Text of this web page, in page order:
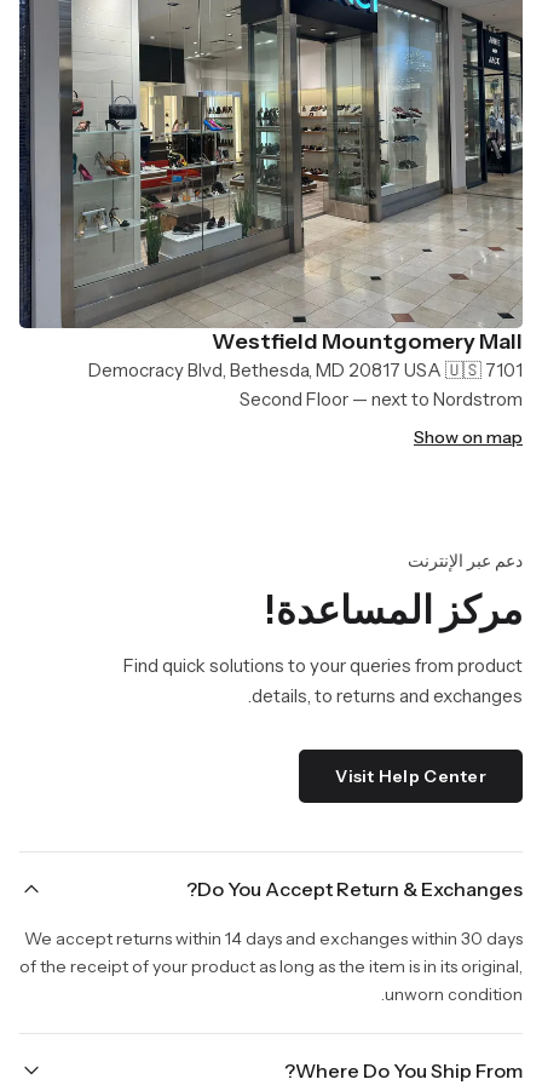
Westfield Mountgomery Mall
7101 Democracy Blvd, Bethesda, MD 20817 USA 🇺🇸
Second Floor — next to Nordstrom
Show on map
دعم عبر الإنترنت
مركز المساعدة!
Find quick solutions to your queries from product
details, to returns and exchanges.
Visit Help Center
Do You Accept Return & Exchanges?
We accept returns within 14 days and exchanges within 30 days
of the receipt of your product as long as the item is in its original,
unworn condition.
Where Do You Ship From?